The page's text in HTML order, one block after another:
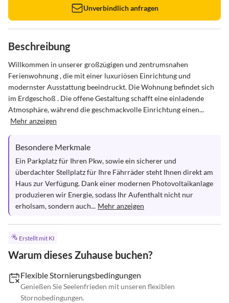
Unverbindlich anfragen
Beschreibung
Willkommen in unserer großzügigen und zentrumsnahen
Ferienwohnung , die mit einer luxuriösen Einrichtung und
modernster Ausstattung beeindruckt. Die Wohnung befindet sich
im Erdgeschoß . Die offene Gestaltung schafft eine einladende
Atmosphäre, während die geschmackvolle Einrichtung einen...
Mehr anzeigen
Besondere Merkmale
Ein Parkplatz für Ihren Pkw, sowie ein sicherer und
überdachter Stellplatz für Ihre Fährräder steht Ihnen direkt am
Haus zur Verfügung. Dank einer modernen Photovoltaikanlage
produzieren wir Energie, sodass Ihr Aufenthalt nicht nur
erholsam, sondern auch... Mehr anzeigen
Erstellt mit KI
Warum dieses Zuhause buchen?
Flexible Stornierungsbedingungen
Genießen Sie Seelenfrieden mit unseren flexiblen
Stornobedingungen.